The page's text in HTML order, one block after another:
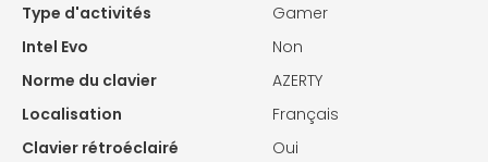
Type d'activités
Gamer
Intel Evo
Non
Norme du clavier
AZERTY
Localisation
Français
Clavier rétroéclairé
Oui